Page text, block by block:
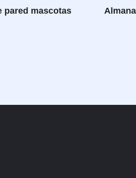
pared mascotas